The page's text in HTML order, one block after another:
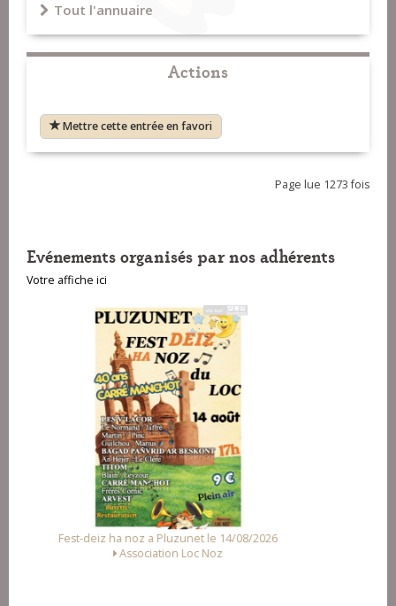
Tout l'annuaire
Actions
Mettre cette entrée en favori
Page lue 1273 fois
Evénements organisés par nos adhérents
Votre affiche ici
Fest Noz a Arzal le 15/08/2026
Alliance des Associations d'Arzal